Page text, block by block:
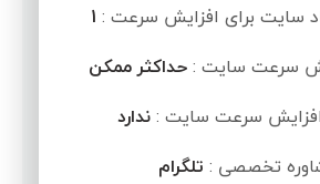
سایت برای افزایش سرعت : 1
سرعت سایت :حداکثر ممکن
سرعت سایت :ندارد
تخصصی : تلگرام